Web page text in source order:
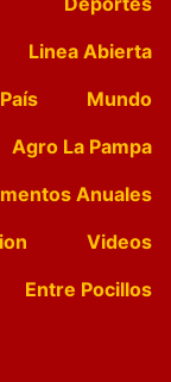
Linea Abierta
País
Mundo
Agro La Pampa
Anuales
Videos
Entre Pocillos